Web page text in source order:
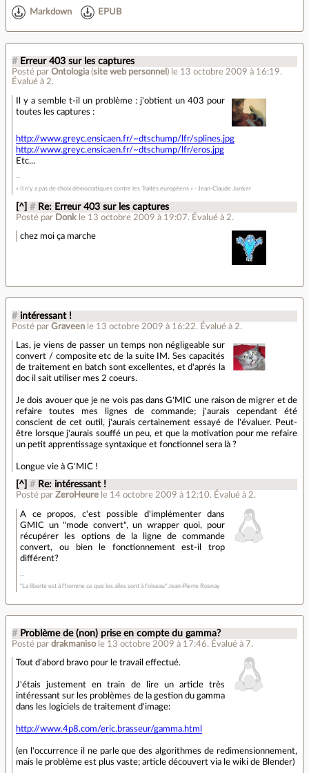
Markdown EPUB
# Erreur 403 sur les captures
Posté par Ontologia (site web personnel ) le 13 octobre 2009 à 16:19.
Évalué à 2.
Il y a semble t-il un problème : j'obtient un 403 pour
toutes les captures :
http://www.greyc.ensicaen.fr/~dtschump/lfr/splines.jpg
http://www.greyc.ensicaen.fr/~dtschump/lfr/eros.jpg
Etc...
« Il n’y a pas de choix démocratiques contre les Traités européens » - Jean-Claude Junker
[^] # Re: Erreur 403 sur les captures
Posté par Donk le 13 octobre 2009 à 19:07. Évalué à 2.
chez moi ça marche
# intéressant !
Posté par Graveen le 13 octobre 2009 à 16:22. Évalué à 2.
Las, je viens de passer un temps non négligeable sur
convert / composite etc de la suite IM. Ses capacités
de traitement en batch sont excellentes, et d'aprés la
doc il sait utiliser mes 2 coeurs.
Je dois avouer que je ne vois pas dans G'MIC une raison de migrer et de
refaire toutes mes lignes de commande; j'aurais cependant été
conscient de cet outil, j'aurais certainement essayé de l'évaluer. Peut-
être lorsque j'aurais souffé un peu, et que la motivation pour me refaire
un petit apprentissage syntaxique et fonctionnel sera là ?
Longue vie à G'MIC !
[^] # Re: intéressant !
Posté parZeroHeure le 14 octobre 2009 à 12:10. Évalué à 2.
A ce propos, c'est possible d'implémenter dans
GMIC un "mode convert", un wrapper quoi, pour
récupérer les options de la ligne de commande
convert, ou bien le fonctionnement est-il trop
différent?
"La liberté est à l'homme ce que les ailes sont à l'oiseau" Jean-Pierre Rosnay
# Problème de (non) prise en compte du gamma?
Posté par drakmaniso le 13 octobre 2009 à 17:46. Évalué à 7.
Tout d'abord bravo pour le travail effectué.
J'étais justement en train de lire un article très
intéressant sur les problèmes de la gestion du gamma
dans les logiciels de traitement d'image:
http://www.4p8.com/eric.brasseur/gamma.html
(en l'occurrence il ne parle que des algorithmes de redimensionnement,
mais le problème est plus vaste; article découvert via le wiki de Blender)